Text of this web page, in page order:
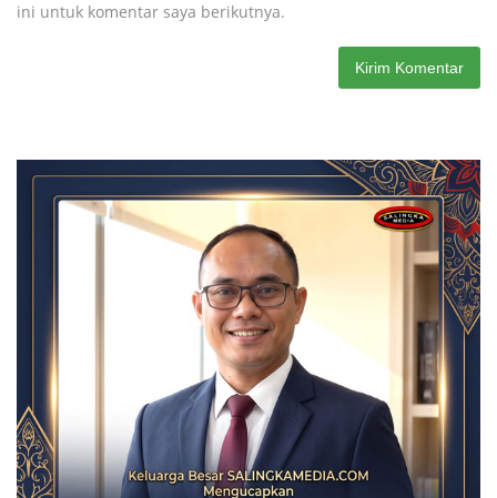
ini untuk komentar saya berikutnya.